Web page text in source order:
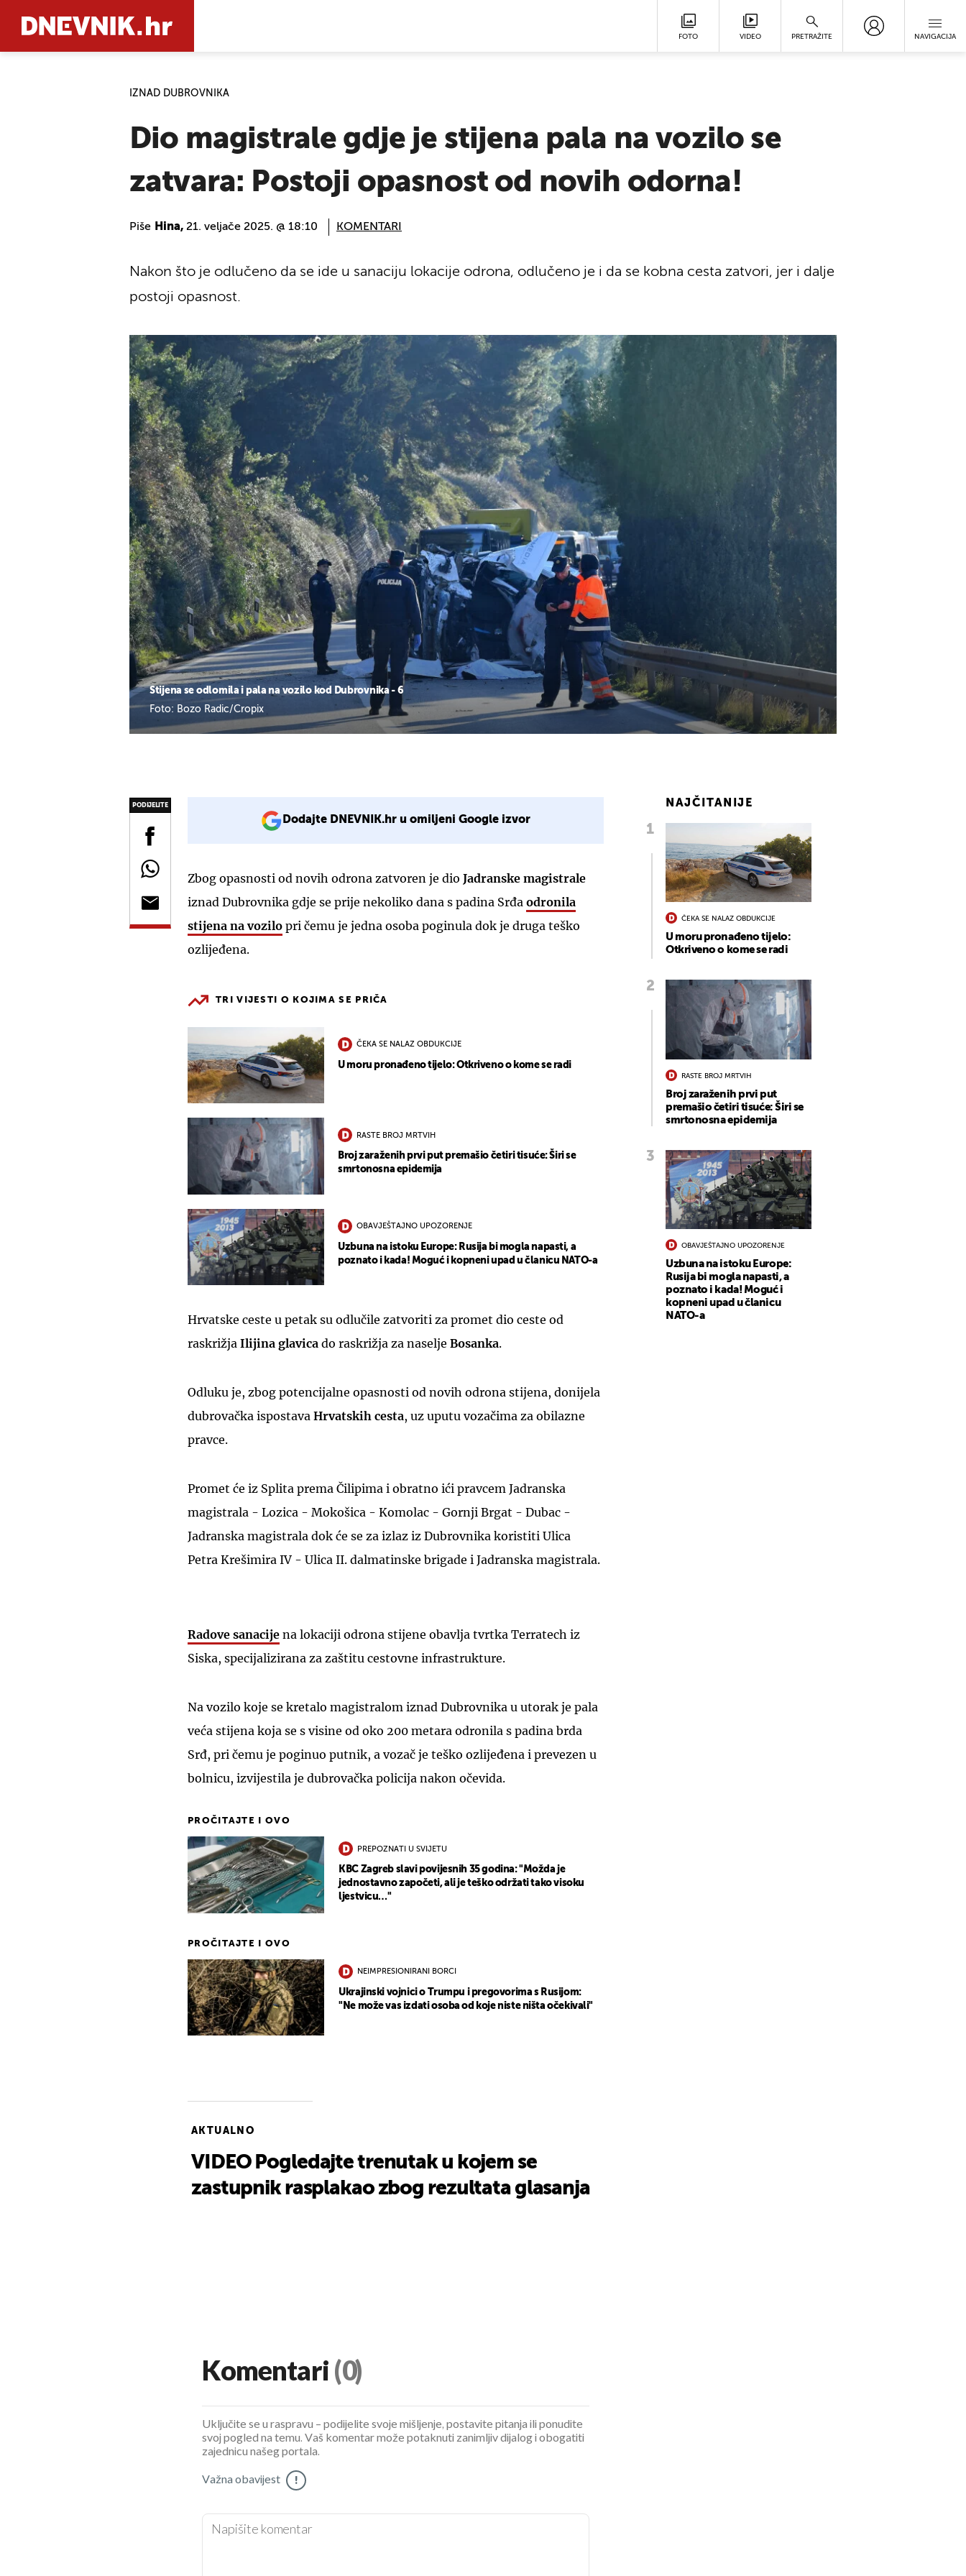
FOTO VIDEO PRETRAŽITE NAVIGACIJA
IZNAD DUBROVNIKA
Dio magistrale gdje je stijena pala na vozilo se
zatvara: Postoji opasnost od novih odorna!
Piše Hina, 21. veljače 2025. @ 18:10 KOMENTARI
Stijena se odlomila i pala na vozilo kod Dubrovnika - 6
Foto: Bozo Radic/Cropix
Nakon što je odlučeno da se ide u sanaciju lokacije odrona, odlučeno je i da se kobna cesta zatvori, jer i dalje
postoji opasnost.
PODIJELITE
Dodajte DNEVNIK.hr u omiljeni Google izvor
Zbog opasnosti od novih odrona zatvoren je dio Jadranske magistrale
iznad Dubrovnika gdje se prije nekoliko dana s padina Srđa odronila
stijena na vozilo pri čemu je jedna osoba poginula dok je druga teško
ozlijeđena.
TRI VIJESTI O KOJIMA SE PRIČA
ČEKA SE NALAZ OBDUKCIJE
U moru pronađeno tijelo: Otkriveno o kome se radi
RASTE BROJ MRTVIH
Broj zaraženih prvi put premašio četiri tisuće: Širi se
smrtonosna epidemija
OBAVJEŠTAJNO UPOZORENJE
Uzbuna na istoku Europe: Rusija bi mogla napasti, a
poznato i kada! Moguć i kopneni upad u članicu NATO-a
Hrvatske ceste u petak su odlučile zatvoriti za promet dio ceste od
raskrižja Ilijina glavica do raskrižja za naselje Bosanka.
Odluku je, zbog potencijalne opasnosti od novih odrona stijena, donijela
dubrovačka ispostava Hrvatskih cesta, uz uputu vozačima za obilazne
pravce.
Promet će iz Splita prema Čilipima i obratno ići pravcem Jadranska
magistrala - Lozica - Mokošica - Komolac - Gornji Brgat - Dubac -
Jadranska magistrala dok će se za izlaz iz Dubrovnika koristiti Ulica
Petra Krešimira IV - Ulica II. dalmatinske brigade i Jadranska magistrala.
Radove sanacije na lokaciji odrona stijene obavlja tvrtka Terratech iz
Siska, specijalizirana za zaštitu cestovne infrastrukture.
Na vozilo koje se kretalo magistralom iznad Dubrovnika u utorak je pala
veća stijena koja se s visine od oko 200 metara odronila s padina brda
Srđ, pri čemu je poginuo putnik, a vozač je teško ozlijeđena i prevezen u
bolnicu, izvijestila je dubrovačka policija nakon očevida.
PROČITAJTE I OVO
PREPOZNATI U SVIJETU
KBC Zagreb slavi povijesnih 35 godina: "Možda je
jednostavno započeti, ali je teško održati tako visoku
ljestvicu…"
PROČITAJTE I OVO
NEIMPRESIONIRANI BORCI
Ukrajinski vojnici o Trumpu i pregovorima s Rusijom:
"Ne može vas izdati osoba od koje niste ništa očekivali"
AKTUALNO
VIDEO Pogledajte trenutak u kojem se
zastupnik rasplakao zbog rezultata glasanja
NAJČITANIJE
ČEKA SE NALAZ OBDUKCIJE
U moru pronađeno tijelo:
Otkriveno o kome se radi
RASTE BROJ MRTVIH
Broj zaraženih prvi put
premašio četiri tisuće: Širi se
smrtonosna epidemija
OBAVJEŠTAJNO UPOZORENJE
Uzbuna na istoku Europe:
Rusija bi mogla napasti, a
poznato i kada! Moguć i
kopneni upad u članicu
NATO-a
Komentari (0)
Uključite se u raspravu – podijelite svoje mišljenje, postavite pitanja ili ponudite
svoj pogled na temu. Vaš komentar može potaknuti zanimljiv dijalog i obogatiti
zajednicu našeg portala.
Važna obavijest !
UKLJUČITE NOTIFIKACIJE